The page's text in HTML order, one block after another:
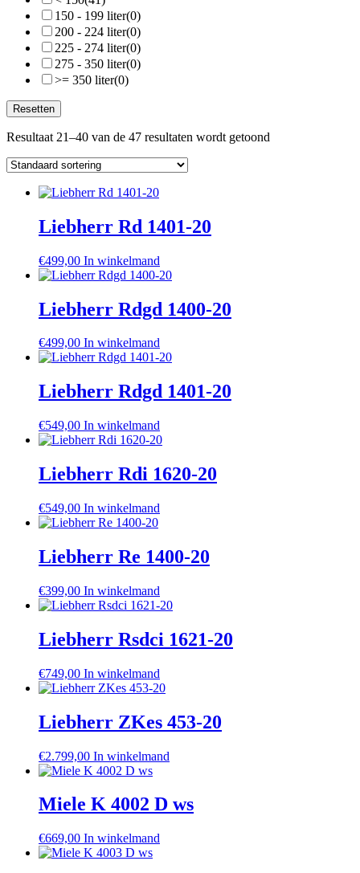
150 - 199 liter(0)
200 - 224 liter(0)
225 - 274 liter(0)
275 - 350 liter(0)
>= 350 liter(0)
Resetten
Resultaat 21–40 van de 47 resultaten wordt getoond
Liebherr Rd 1401-20
€499,00 In winkelmand
Liebherr Rdgd 1400-20
€499,00 In winkelmand
Liebherr Rdgd 1401-20
€549,00 In winkelmand
Liebherr Rdi 1620-20
€549,00 In winkelmand
Liebherr Re 1400-20
€399,00 In winkelmand
Liebherr Rsdci 1621-20
€749,00 In winkelmand
Liebherr ZKes 453-20
€2.799,00 In winkelmand
Miele K 4002 D ws
€669,00 In winkelmand